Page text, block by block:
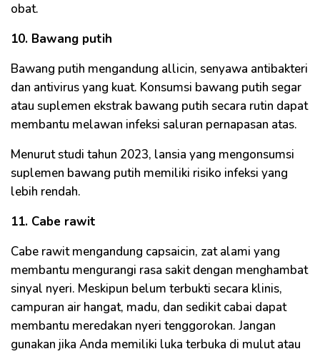
obat.
10. Bawang putih
Bawang putih mengandung allicin, senyawa antibakteri
dan antivirus yang kuat. Konsumsi bawang putih segar
atau suplemen ekstrak bawang putih secara rutin dapat
membantu melawan infeksi saluran pernapasan atas.
Menurut studi tahun 2023, lansia yang mengonsumsi
suplemen bawang putih memiliki risiko infeksi yang
lebih rendah.
11. Cabe rawit
Cabe rawit mengandung capsaicin, zat alami yang
membantu mengurangi rasa sakit dengan menghambat
sinyal nyeri. Meskipun belum terbukti secara klinis,
campuran air hangat, madu, dan sedikit cabai dapat
membantu meredakan nyeri tenggorokan. Jangan
gunakan jika Anda memiliki luka terbuka di mulut atau